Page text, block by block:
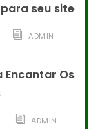
seu site
ADMIN
Encantar Os
ADMIN